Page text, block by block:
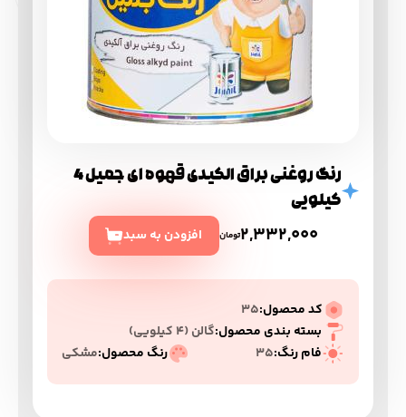
رنگ روغنی براق الکیدی قهوه ای جمیل 4
کیلویی
2,332,000تومان افزودن به سبد
کد محصول:35
بسته بندی محصول:گالن (۴ کیلویی)
فام رنگ:35 رنگ محصول:مشکی